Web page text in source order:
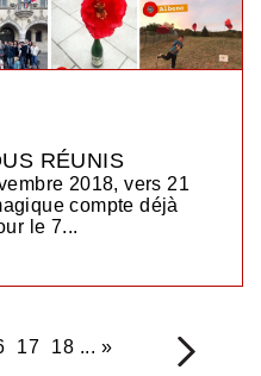
RÉUNIS
2018, vers 21
compte déjà
le 7...
17 18 ... »